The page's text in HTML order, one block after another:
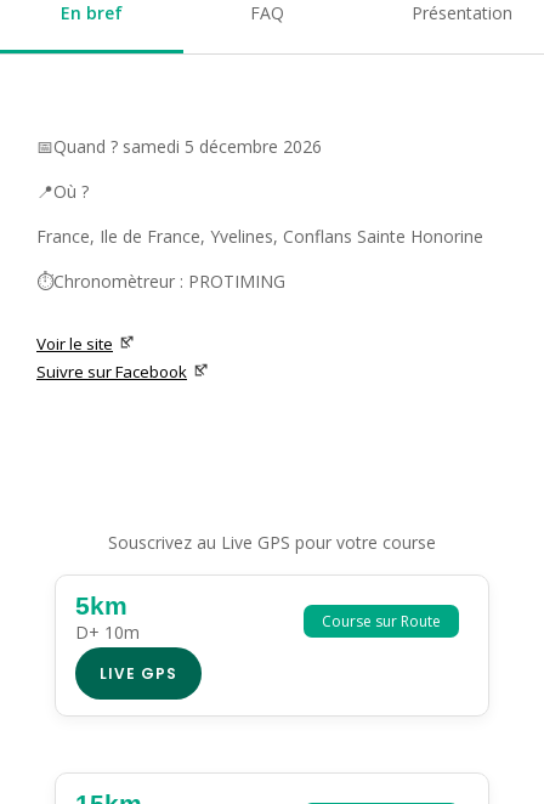
En bref FAQ Présentation
📅Quand ? samedi 5 décembre 2026
📍Où ?
France, Ile de France, Yvelines, Conflans Sainte Honorine
⏱️Chronomètreur : PROTIMING
Voir le site
Suivre sur Facebook
Souscrivez au Live GPS pour votre course
Course sur Route
5km
D+ 10m
LIVE GPS